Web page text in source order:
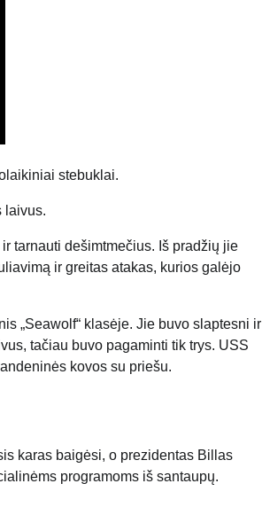
stebuklai.
laivus.
tarnauti dešimtmečius. Iš pradžių jie
ir greitas atakas, kurios galėjo
„Seawolf“ klasėje. Jie buvo slaptesni ir
tačiau buvo pagaminti tik trys. USS
kovos su priešu.
karas baigėsi, o prezidentas Billas
programoms iš santaupų.